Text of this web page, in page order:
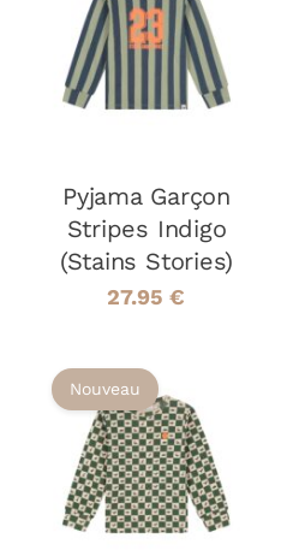
CHOIX DES
OPTIONS CE
PRODUIT
PLUSIEURS
OPTIONS
PEUVENT
ÊTRE
CHOISIES
SUR
PRODUIT
/
DÉTAILS
Pyjama Garçon
Stripes Indigo
(Stains Stories)
27.95€
CHOIX DES
OPTIONS CE
PRODUIT
A
PLUSIEURS
/
DÉTAILS
Nouveau